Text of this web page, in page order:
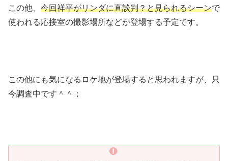
この他、 今回祥平がリンダに直談判？と見られるシーンで
使われる応接室の撮影場所などが登場する予定です。
この他にも気になるロケ地が登場すると思われますが、只
今調査中です＾＾；